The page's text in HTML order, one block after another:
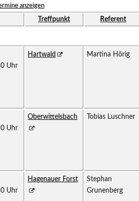
anzeigen
Treffpunkt Referent
Uhr
Hartwald Martina Hörig
Uhr
Oberwittelsbach Tobias Luschner
Uhr
Hagenauer Forst
Stephan
Grunenberg